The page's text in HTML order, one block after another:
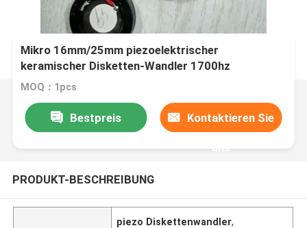
Mikro 16mm/25mm piezoelektrischer
keramischer Disketten-Wandler 1700hz
MOQ：1pcs
Bestpreis Kontaktieren Sie
uns
PRODUKT-BESCHREIBUNG
piezo Diskettenwandler,